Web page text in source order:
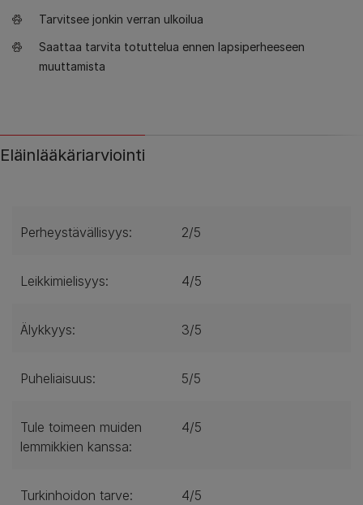
Tarvitsee jonkin verran ulkoilua
Saattaa tarvita totuttelua ennen lapsiperheeseen
muuttamista
Eläinlääkäriarviointi
Perheystävällisyys: 2/5
Leikkimielisyys: 4/5
Älykkyys: 3/5
Puheliaisuus: 5/5
Tule toimeen muiden
lemmikkien kanssa:
4/5
Turkinhoidon tarve: 4/5